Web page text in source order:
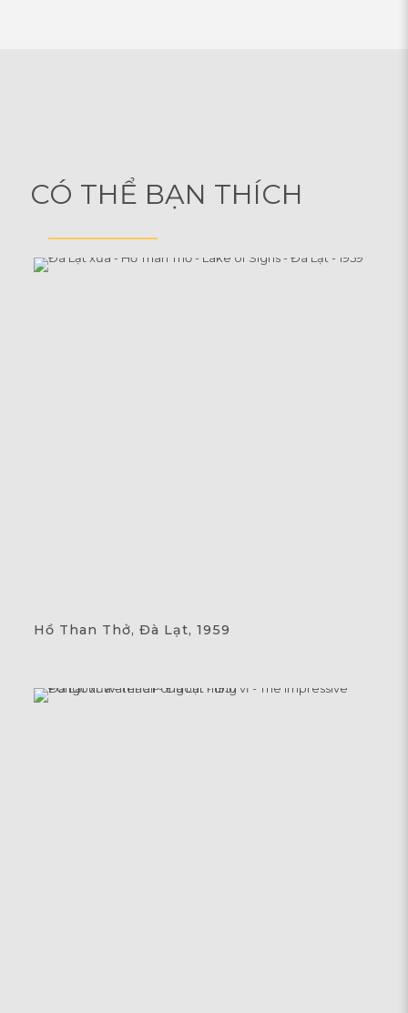
CÓ THỂ BẠN THÍCH
Hồ Than Thở, Đà Lạt, 1959